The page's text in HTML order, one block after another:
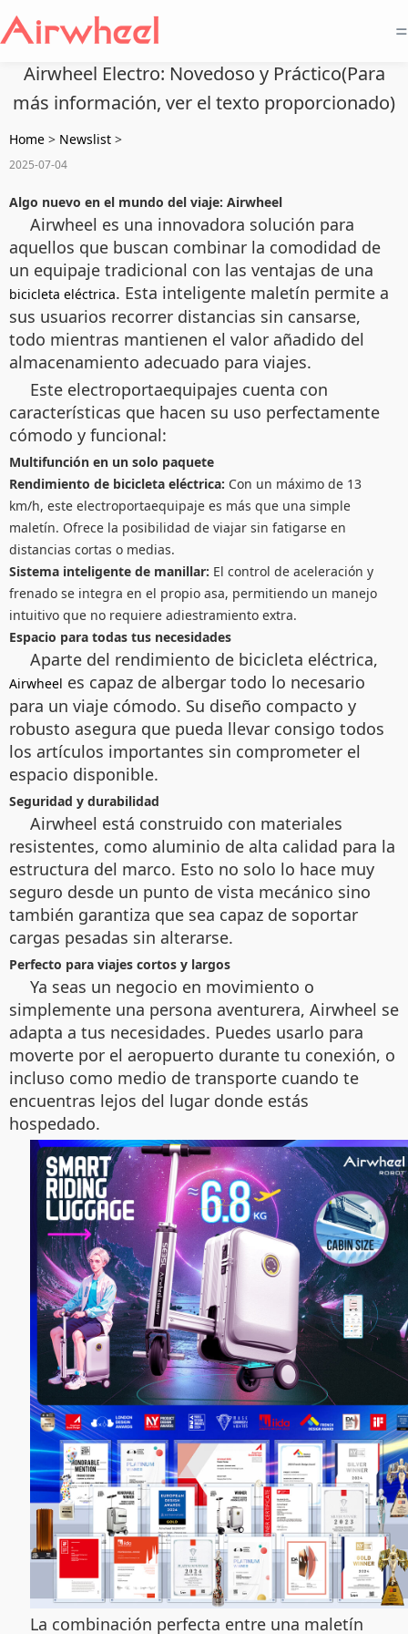
=
Airwheel Electro: Novedoso y Práctico(Para
más información, ver el texto proporcionado)
Home > Newslist >
2025-07-04
Algo nuevo en el mundo del viaje: Airwheel
Airwheel es una innovadora solución para
aquellos que buscan combinar la comodidad de
un equipaje tradicional con las ventajas de una
bicicleta eléctrica. Esta inteligente maletín permite a
sus usuarios recorrer distancias sin cansarse,
todo mientras mantienen el valor añadido del
almacenamiento adecuado para viajes.
Este electroportaequipajes cuenta con
características que hacen su uso perfectamente
cómodo y funcional:
Multifunción en un solo paquete
Rendimiento de bicicleta eléctrica: Con un máximo de 13
km/h, este electroportaequipaje es más que una simple
maletín. Ofrece la posibilidad de viajar sin fatigarse en
distancias cortas o medias.
Sistema inteligente de manillar: El control de aceleración y
frenado se integra en el propio asa, permitiendo un manejo
intuitivo que no requiere adiestramiento extra.
Espacio para todas tus necesidades
Aparte del rendimiento de bicicleta eléctrica,
Airwheel es capaz de albergar todo lo necesario
para un viaje cómodo. Su diseño compacto y
robusto asegura que pueda llevar consigo todos
los artículos importantes sin comprometer el
espacio disponible.
Seguridad y durabilidad
Airwheel está construido con materiales
resistentes, como aluminio de alta calidad para la
estructura del marco. Esto no solo lo hace muy
seguro desde un punto de vista mecánico sino
también garantiza que sea capaz de soportar
cargas pesadas sin alterarse.
Perfecto para viajes cortos y largos
Ya seas un negocio en movimiento o
simplemente una persona aventurera, Airwheel se
adapta a tus necesidades. Puedes usarlo para
moverte por el aeropuerto durante tu conexión, o
incluso como medio de transporte cuando te
encuentras lejos del lugar donde estás
hospedado.
La combinación perfecta entre una maletín